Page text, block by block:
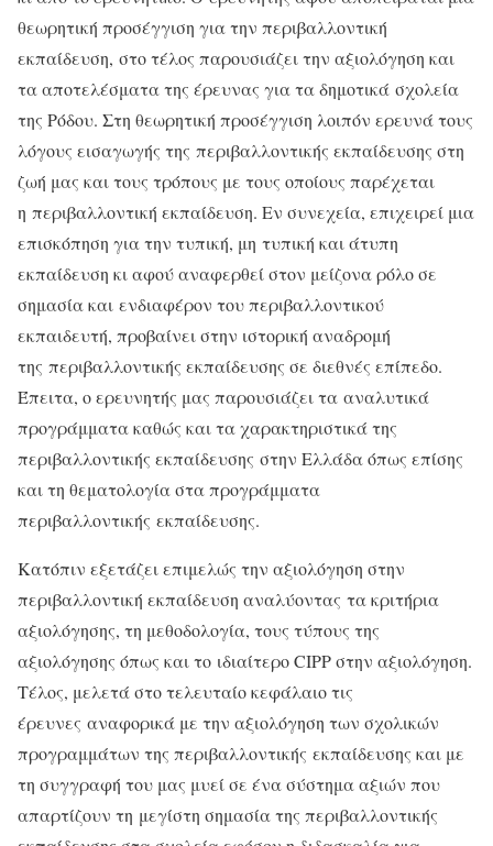
θεωρητική προσέγγιση για την περιβαλλοντική
εκπαίδευση, στο τέλος παρουσιάζει την αξιολόγηση και
τα αποτελέσματα της έρευνας για τα δημοτικά σχολεία
της Ρόδου. Στη θεωρητική προσέγγιση λοιπόν ερευνά τους
λόγους εισαγωγής της περιβαλλοντικής εκπαίδευσης στη
ζωή μας και τους τρόπους με τους οποίους παρέχεται
η περιβαλλοντική εκπαίδευση. Εν συνεχεία, επιχειρεί μια
επισκόπηση για την τυπική, μη τυπική και άτυπη
εκπαίδευση κι αφού αναφερθεί στον μείζονα ρόλο σε
σημασία και ενδιαφέρον του περιβαλλοντικού
εκπαιδευτή, προβαίνει στην ιστορική αναδρομή
της περιβαλλοντικής εκπαίδευσης σε διεθνές επίπεδο.
Έπειτα, ο ερευνητής μας παρουσιάζει τα αναλυτικά
προγράμματα καθώς και τα χαρακτηριστικά της
περιβαλλοντικής εκπαίδευσης στην Ελλάδα όπως επίσης
και τη θεματολογία στα προγράμματα
περιβαλλοντικής εκπαίδευσης.
Κατόπιν εξετάζει επιμελώς την αξιολόγηση στην
περιβαλλοντική εκπαίδευση αναλύοντας τα κριτήρια
αξιολόγησης, τη μεθοδολογία, τους τύπους της
αξιολόγησης όπως και το ιδιαίτερο CIPP στην αξιολόγηση.
Τέλος, μελετά στο τελευταίο κεφάλαιο τις
έρευνες αναφορικά με την αξιολόγηση των σχολικών
προγραμμάτων της περιβαλλοντικής εκπαίδευσης και με
τη συγγραφή του μας μυεί σε ένα σύστημα αξιών που
απαρτίζουν τη μεγίστη σημασία της περιβαλλοντικής